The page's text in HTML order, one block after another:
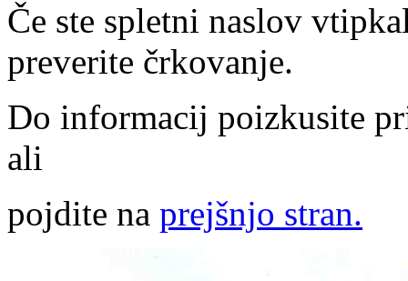
Če ste spletni naslov
preverite črkovanje.
Do informacij poizkusite
ali
pojdite na prejšnjo stran.